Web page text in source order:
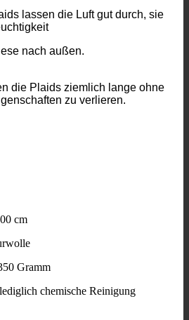
lassen die Luft gut durch, sie
nach außen.
die Plaids ziemlich lange ohne
zu verlieren.
cm
Gramm
chemische Reinigung